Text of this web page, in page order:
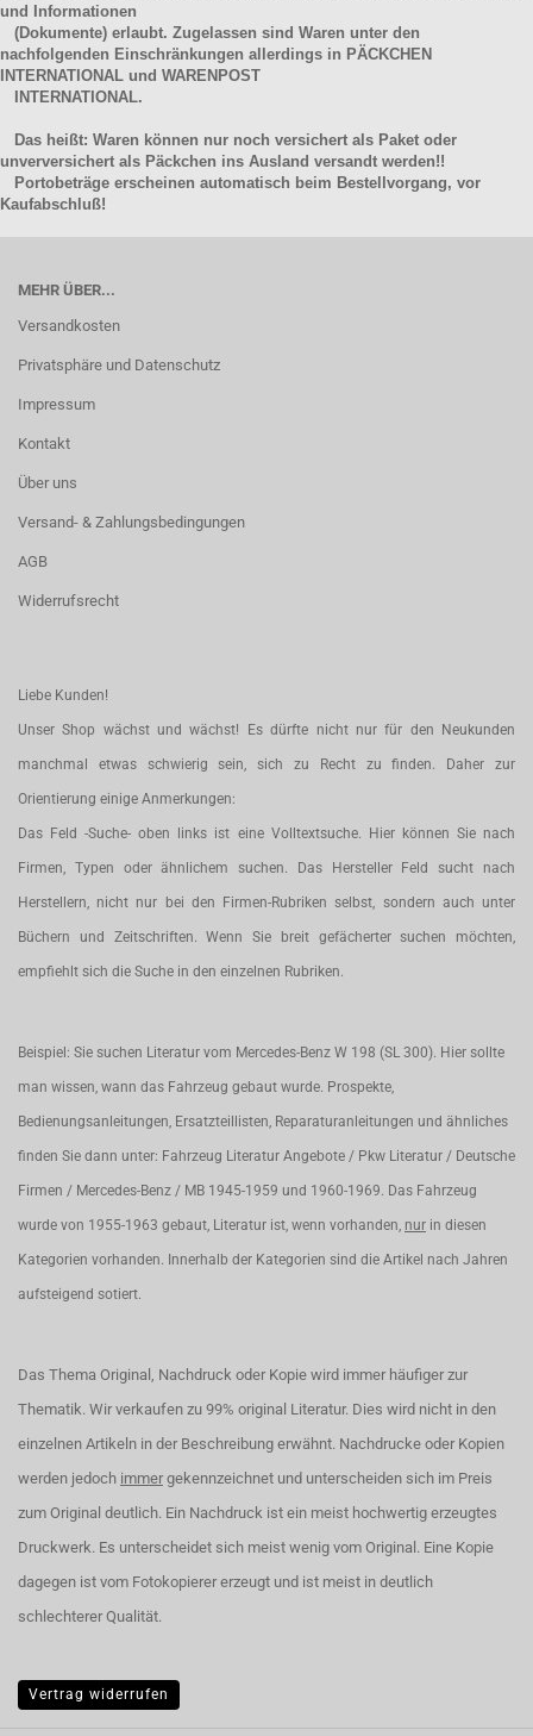
und Informationen
(Dokumente) erlaubt. Zugelassen sind Waren unter den
nachfolgenden Einschränkungen allerdings in PÄCKCHEN
INTERNATIONAL und WARENPOST
INTERNATIONAL.
Das heißt: Waren können nur noch versichert als Paket oder
unverversichert als Päckchen ins Ausland versandt werden!!
Portobeträge erscheinen automatisch beim Bestellvorgang, vor
Kaufabschluß!
MEHR ÜBER...
Versandkosten
Privatsphäre und Datenschutz
Impressum
Kontakt
Über uns
Versand- & Zahlungsbedingungen
AGB
Widerrufsrecht
Liebe Kunden!
Unser Shop wächst und wächst! Es dürfte nicht nur für den Neukunden
manchmal etwas schwierig sein, sich zu Recht zu finden. Daher zur
Orientierung einige Anmerkungen:
Das Feld -Suche- oben links ist eine Volltextsuche. Hier können Sie nach
Firmen, Typen oder ähnlichem suchen. Das Hersteller Feld sucht nach
Herstellern, nicht nur bei den Firmen-Rubriken selbst, sondern auch unter
Büchern und Zeitschriften. Wenn Sie breit gefächerter suchen möchten,
empfiehlt sich die Suche in den einzelnen Rubriken.
Beispiel: Sie suchen Literatur vom Mercedes-Benz W 198 (SL 300). Hier sollte
man wissen, wann das Fahrzeug gebaut wurde. Prospekte,
Bedienungsanleitungen, Ersatzteillisten, Reparaturanleitungen und ähnliches
finden Sie dann unter: Fahrzeug Literatur Angebote / Pkw Literatur / Deutsche
Firmen / Mercedes-Benz / MB 1945-1959 und 1960-1969. Das Fahrzeug
wurde von 1955-1963 gebaut, Literatur ist, wenn vorhanden, nur in diesen
Kategorien vorhanden. Innerhalb der Kategorien sind die Artikel nach Jahren
aufsteigend sotiert.
Das Thema Original, Nachdruck oder Kopie wird immer häufiger zur
Thematik. Wir verkaufen zu 99% original Literatur. Dies wird nicht in den
einzelnen Artikeln in der Beschreibung erwähnt. Nachdrucke oder Kopien
werden jedoch immer gekennzeichnet und unterscheiden sich im Preis
zum Original deutlich. Ein Nachdruck ist ein meist hochwertig erzeugtes
Druckwerk. Es unterscheidet sich meist wenig vom Original. Eine Kopie
dagegen ist vom Fotokopierer erzeugt und ist meist in deutlich
schlechterer Qualität.
Vertrag widerrufen